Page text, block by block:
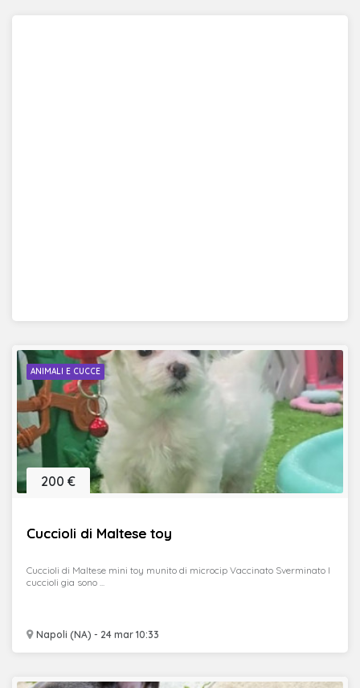
ANIMALI E CUCCE
Cuccioli di Maltese toy
Napoli (NA) - 24 mar 10:33
200 €
Cuccioli di Maltese mini toy munito di microcip Vaccinato Sverminato I
cuccioli gia sono ...